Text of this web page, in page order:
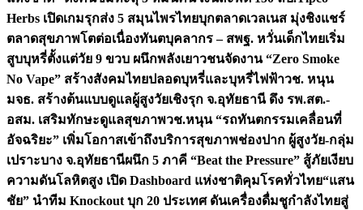
Herbs เปิดเกมรุกส่ง 5 สมุนไพรไทยบุกตลาดเวลเนส มุ่งชิงแชร์
ตลาดสุขภาพโตต่อเนื่องทันตบุคลากร – สพฐ. หวั่นเด็กไทยเริ่ม
สูบบุหรี่ตั้งแต่วัย 9 ขวบ ผนึกพลังเยาวชนจัดงาน “Zero Smoke
No Vape” สร้างสังคมไทยปลอดบุหรี่และบุหรี่ไฟฟ้าวช. หนุน
มจธ. สร้างต้นแบบดูแลผู้สูงวัยเชิงรุก จ.อุทัยธานี ดึง รพ.สต.-
อสม. เสริมทักษะดูแลสุขภาพวช.หนุน “รถทันตกรรมเคลื่อนที่
อัจฉริยะ” เพิ่มโอกาสเข้าถึงบริการสุขภาพช่องปาก ผู้สูงวัย-กลุ่ม
เปราะบาง จ.อุทัยธานีผนึก 5 ภาคี “Beat the Pressure” สู้ภัยเงียบ
ความดันโลหิตสูง เปิด Dashboard แห่งชาติคุมโรคทั่วไทย“แสน
ชัย” นำทีม Knockout บุก 20 ประเทศ ดันเครื่องดื่มชูกำลังไทยสู่